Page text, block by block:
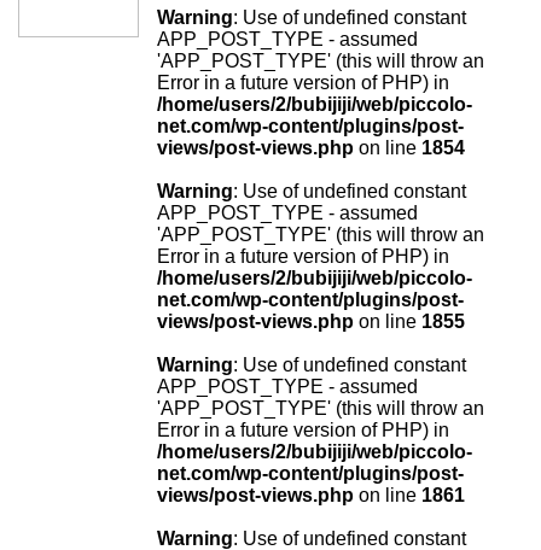
Warning: Use of undefined constant
APP_POST_TYPE - assumed
'APP_POST_TYPE' (this will throw an
Error in a future version of PHP) in
/home/users/2/bubijiji/web/piccolo-
net.com/wp-content/plugins/post-
views/post-views.php on line 1854
Warning: Use of undefined constant
APP_POST_TYPE - assumed
'APP_POST_TYPE' (this will throw an
Error in a future version of PHP) in
/home/users/2/bubijiji/web/piccolo-
net.com/wp-content/plugins/post-
views/post-views.php on line 1855
Warning: Use of undefined constant
APP_POST_TYPE - assumed
'APP_POST_TYPE' (this will throw an
Error in a future version of PHP) in
/home/users/2/bubijiji/web/piccolo-
net.com/wp-content/plugins/post-
views/post-views.php on line 1861
Warning: Use of undefined constant